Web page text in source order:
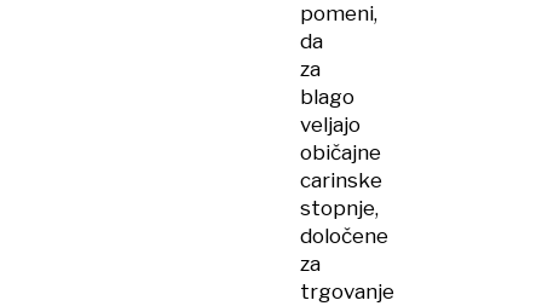
pomeni,
da
za
blago
veljajo
običajne
carinske
stopnje,
določene
za
trgovanje